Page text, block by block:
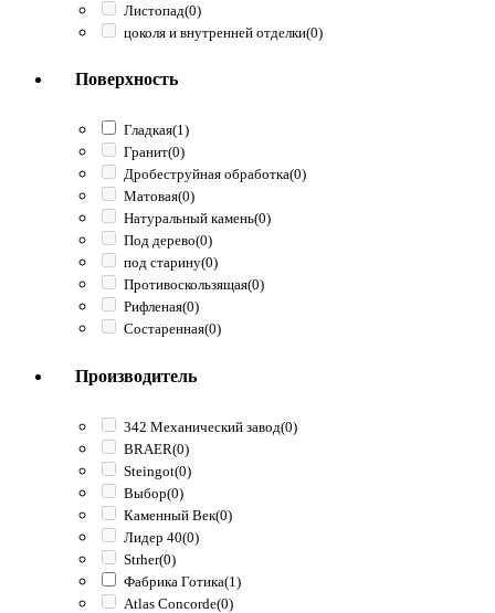
Листопад(0)
цоколя и внутренней отделки(0)
Поверхность
Гладкая(1)
Гранит(0)
Дробеструйная обработка(0)
Матовая(0)
Натуральный камень(0)
Под дерево(0)
под старину(0)
Противоскользящая(0)
Рифленая(0)
Состаренная(0)
Производитель
342 Механический завод(0)
BRAER(0)
Steingot(0)
Выбор(0)
Каменный Век(0)
Лидер 40(0)
Strher(0)
Фабрика Готика(1)
Atlas Concorde(0)